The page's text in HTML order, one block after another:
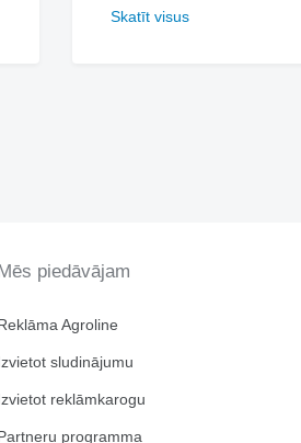
Skatīt visus
piedāvājam
Agroline
sludinājumu
reklāmkarogu
programma